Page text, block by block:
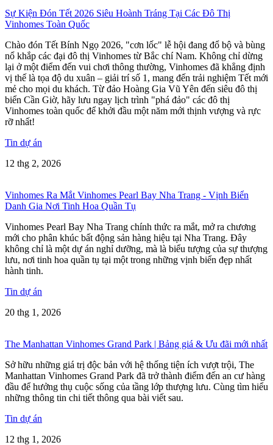
Sự Kiện Đón Tết 2026 Siêu Hoành Tráng Tại Các Đô Thị
Vinhomes Toàn Quốc
Chào đón Tết Bính Ngọ 2026, "cơn lốc" lễ hội đang đổ bộ và bùng
nổ khắp các đại đô thị Vinhomes từ Bắc chí Nam. Không chỉ dừng
lại ở một điểm đến vui chơi thông thường, Vinhomes đã khẳng định
vị thế là tọa độ du xuân – giải trí số 1, mang đến trải nghiệm Tết mới
mẻ cho mọi du khách. Từ đảo Hoàng Gia Vũ Yên đến siêu đô thị
biển Cần Giờ, hãy lưu ngay lịch trình "phá đảo" các đô thị
Vinhomes toàn quốc để khởi đầu một năm mới thịnh vượng và rực
rỡ nhất!
Tin dự án
12 thg 2, 2026
Vinhomes Ra Mắt Vinhomes Pearl Bay Nha Trang - Vịnh Biển
Danh Gia Nơi Tinh Hoa Quần Tụ
Vinhomes Pearl Bay Nha Trang chính thức ra mắt, mở ra chương
mới cho phân khúc bất động sản hàng hiệu tại Nha Trang. Đây
không chỉ là một dự án nghỉ dưỡng, mà là biểu tượng của sự thượng
lưu, nơi tinh hoa quần tụ tại một trong những vịnh biển đẹp nhất
hành tinh.
Tin dự án
20 thg 1, 2026
The Manhattan Vinhomes Grand Park | Bảng giá & Ưu đãi mới nhất
Sở hữu những giá trị độc bản với hệ thống tiện ích vượt trội, The
Manhattan Vinhomes Grand Park đã trở thành điểm đến an cư hàng
đầu để hưởng thụ cuộc sống của tầng lớp thượng lưu. Cùng tìm hiểu
những thông tin chi tiết thông qua bài viết sau.
Tin dự án
12 thg 1, 2026